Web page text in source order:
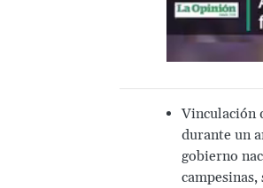
Vinculación
durante un
gobierno